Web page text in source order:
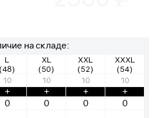
на складе:
L
(48)
XL
(50)
XXL
(52)
XXXL
(54)
10
+
10
+
10
+
10
+